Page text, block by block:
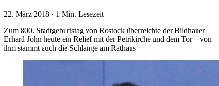
22. März 2018 · 1 Min. Lesezeit
Zum 800. Stadtgeburtstag von Rostock überreichte der Bildhauer
Erhard John heute ein Relief mit der Petrikirche und dem Tor – von
ihm stammt auch die Schlange am Rathaus